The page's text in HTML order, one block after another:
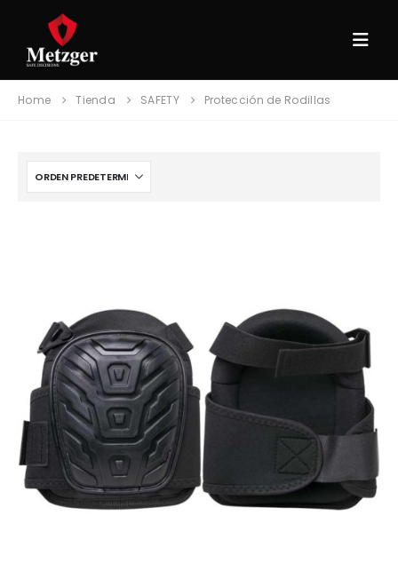
Home Tienda SAFETY Protección de Rodillas